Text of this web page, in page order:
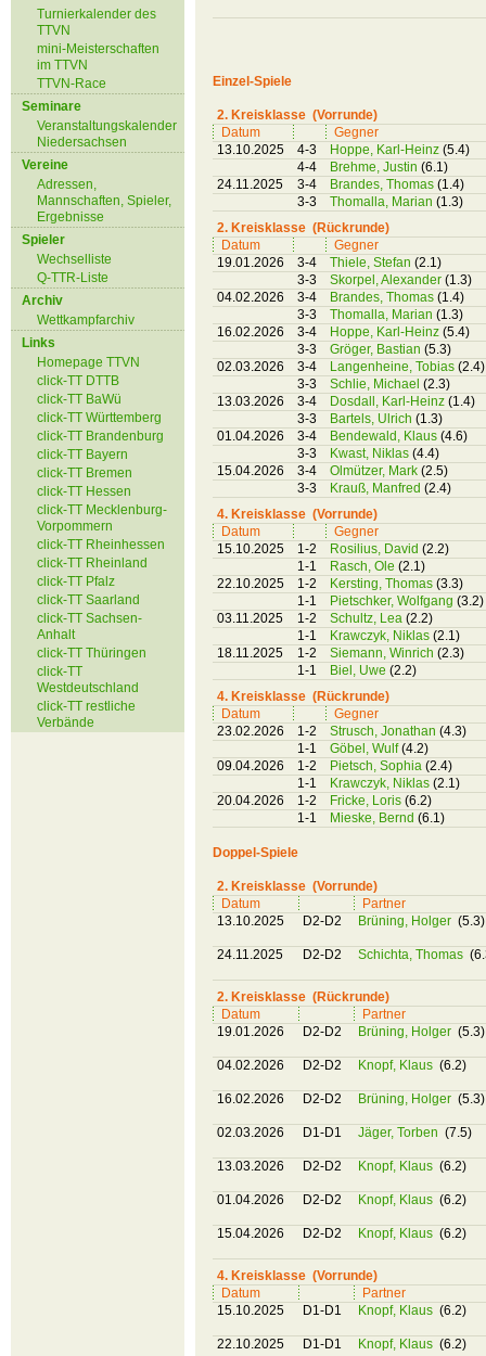
Turnierkalender des
TTVN
mini-Meisterschaften
im TTVN
TTVN-Race
Seminare
Veranstaltungskalender
Niedersachsen
Vereine
Adressen,
Mannschaften, Spieler,
Ergebnisse
Spieler
Wechselliste
Q-TTR-Liste
Archiv
Wettkampfarchiv
Links
Homepage TTVN
click-TT DTTB
click-TT BaWü
click-TT Württemberg
click-TT Brandenburg
click-TT Bayern
click-TT Bremen
click-TT Hessen
click-TT Mecklenburg-
Vorpommern
click-TT Rheinhessen
click-TT Rheinland
click-TT Pfalz
click-TT Saarland
click-TT Sachsen-
Anhalt
click-TT Thüringen
click-TT
Westdeutschland
click-TT restliche
Verbände
Einzel-Spiele
2. Kreisklasse (Vorrunde)
Datum
Gegner
13.10.2025
4-3 Hoppe, Karl-Heinz (5.4)
4-4
Brehme, Justin (6.1)
24.11.2025
3-4 Brandes, Thomas (1.4)
3-3
Thomalla, Marian (1.3)
2. Kreisklasse (Rückrunde)
Datum
Gegner
19.01.2026
3-4 Thiele, Stefan (2.1)
3-3
Skorpel, Alexander (1.3)
04.02.2026
3-4 Brandes, Thomas (1.4)
3-3
Thomalla, Marian (1.3)
16.02.2026
3-4 Hoppe, Karl-Heinz (5.4)
3-3
Gröger, Bastian (5.3)
02.03.2026
3-4 Langenheine, Tobias (2.4)
3-3
Schlie, Michael (2.3)
13.03.2026
3-4 Dosdall, Karl-Heinz (1.4)
3-3
Bartels, Ulrich (1.3)
01.04.2026
3-4 Bendewald, Klaus (4.6)
3-3
Kwast, Niklas (4.4)
15.04.2026
3-4 Olmützer, Mark (2.5)
3-3
Krauß, Manfred (2.4)
4. Kreisklasse (Vorrunde)
Datum
Gegner
15.10.2025
1-2 Rosilius, David (2.2)
1-1
Rasch, Ole (2.1)
22.10.2025
1-2 Kersting, Thomas (3.3)
1-1
Pietschker, Wolfgang (3.2)
03.11.2025
1-2 Schultz, Lea (2.2)
1-1
Krawczyk, Niklas (2.1)
18.11.2025
1-2 Siemann, Winrich (2.3)
1-1
Biel, Uwe (2.2)
4. Kreisklasse (Rückrunde)
Datum
Gegner
23.02.2026
1-2 Strusch, Jonathan (4.3)
1-1
Göbel, Wulf(4.2)
09.04.2026
1-2 Pietsch, Sophia (2.4)
1-1
Krawczyk, Niklas (2.1)
20.04.2026
1-2 Fricke, Loris (6.2)
1-1
Mieske, Bernd (6.1)
Doppel-Spiele
2. Kreisklasse (Vorrunde)
Datum
Partner
13.10.2025
D2-D2 Brüning, Holger (5.3)
24.11.2025 D2-D2 Schichta, Thomas
2. Kreisklasse (Rückrunde)
Datum
Partner
19.01.2026
D2-D2 Brüning, Holger (5.3)
04.02.2026 D2-D2 Knopf, Klaus (6.2)
16.02.2026 D2-D2 Brüning, Holger (5.3)
02.03.2026 D1-D1 Jäger, Torben (7.5)
13.03.2026 D2-D2 Knopf, Klaus (6.2)
01.04.2026 D2-D2 Knopf, Klaus (6.2)
15.04.2026 D2-D2 Knopf, Klaus (6.2)
4. Kreisklasse (Vorrunde)
Datum
Partner
15.10.2025
D1-D1 Knopf, Klaus (6.2)
22.10.2025 D1-D1 Knopf, Klaus (6.2)